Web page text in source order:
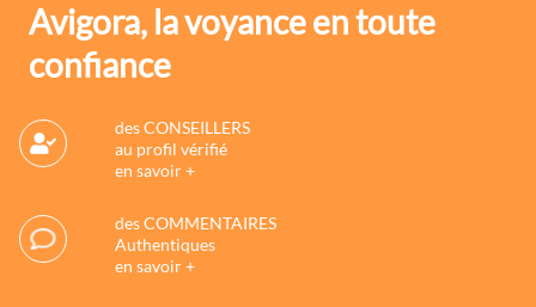
Avigora, la voyance en toute
confiance
des CONSEILLERS
au profil vérifié
en savoir +
des COMMENTAIRES
Authentiques
en savoir +